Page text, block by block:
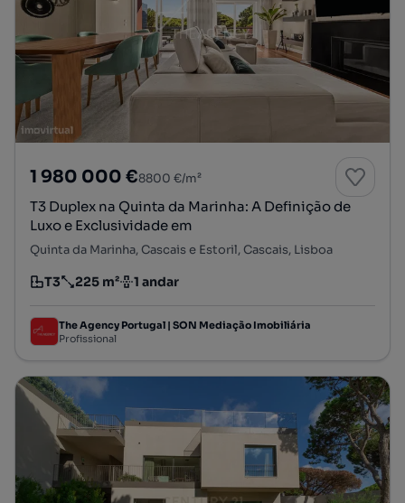
1 980 000 €8800 €/m²
T3 Duplex na Quinta da Marinha: A Definição de
Luxo e Exclusividade em
Quinta da Marinha, Cascais e Estoril, Cascais, Lisboa
Tipologia
T3
Preço por metro quadrado
225 m²
Andar 1 andar
The Agency Portugal | SON Mediação Imobiliária
Profissional